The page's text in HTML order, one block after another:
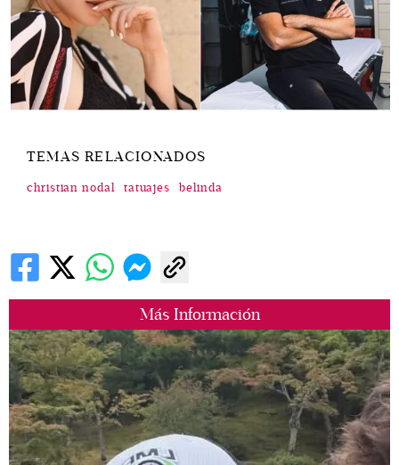
Más Información
TEMAS RELACIONADOS
christian nodal tatuajes belinda